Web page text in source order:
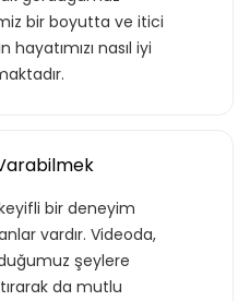
bir boyutta ve itici
nasıl iyi
Varabilmek
bir deneyim
vardır. Videoda,
şeylere
da mutlu
50